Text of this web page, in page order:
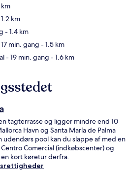
km
- 1.4 km
min. gang - 1.5 km
- 19 min. gang - 1.6 km
tagterrasse og ligger mindre end 10
Havn og Santa María de Palma
pool kan du slappe af med en
Comercial (indkøbscenter) og
kort køretur derfra.